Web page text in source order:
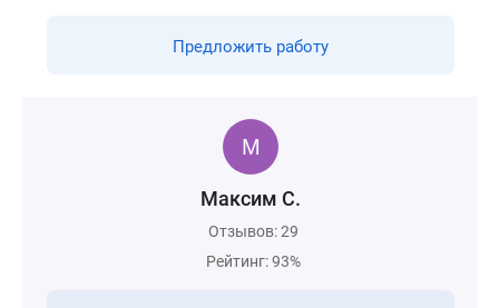
Предложить работу
Максим С.
Отзывов: 29
Рейтинг: 93%